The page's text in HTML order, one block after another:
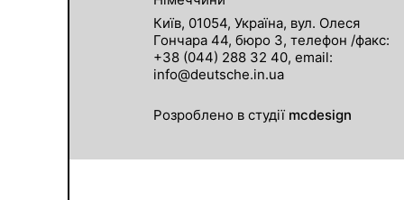
Київ, 01054, Україна, вул. Олеся
Гончара 44, бюро 3, телефон /факс:
+38 (044) 288 32 40, email:
info@deutsche.in.ua
Розроблено в студії mcdesign